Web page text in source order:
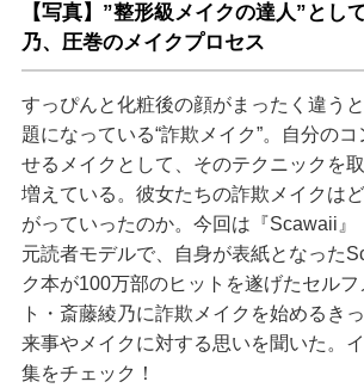
【写真】”整形級メイクの達人”とし
乃、圧巻のメイクプロセス
すっぴんと化粧後の顔がまったく違う
題になっている“詐欺メイク”。自分の
せるメイクとして、そのテクニックを
増えている。彼女たちの詐欺メイクは
がっていったのか。今回は『Scawaii』
元読者モデルで、自身が表紙となった
ク本が100万部のヒットを遂げたセル
ト・斎藤綾乃に詐欺メイクを始めるき
来事やメイクに対する思いを聞いた。
集をチェック！